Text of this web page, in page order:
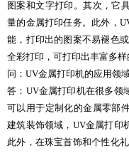
图案和文字打印。其次，它
量的金属打印任务。此外，
能，打印出的图案不易褪色
全彩打印，可打印出丰富多样
问：UV金属打印机的应用领
答：UV金属打印机在很多领
可以用于定制化的金属零部
建筑装饰领域，UV金属打印
此外，在珠宝首饰和个性化